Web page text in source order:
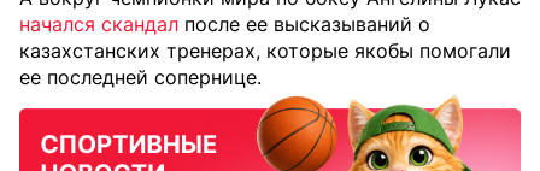
начался скандал после ее высказываний о
казахстанских тренерах, которые якобы помогали
ее последней сопернице.